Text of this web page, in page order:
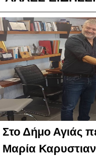
Στο Δήμο Αγιάς
Μαρία